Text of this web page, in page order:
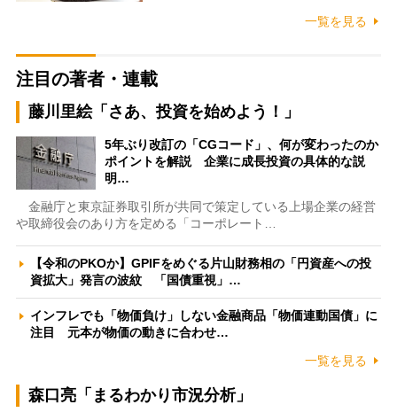
一覧を見る
注目の著者・連載
藤川里絵「さあ、投資を始めよう！」
5年ぶり改訂の「CGコード」、何が変わったのか
ポイントを解説 企業に成長投資の具体的な説
明…
金融庁と東京証券取引所が共同で策定している上場企業の経営
や取締役会のあり方を定める「コーポレート…
【令和のPKOか】GPIFをめぐる片山財務相の「円資産への投
資拡大」発言の波紋 「国債重視」…
インフレでも「物価負け」しない金融商品「物価連動国債」に
注目 元本が物価の動きに合わせ…
一覧を見る
森口亮「まるわかり市況分析」